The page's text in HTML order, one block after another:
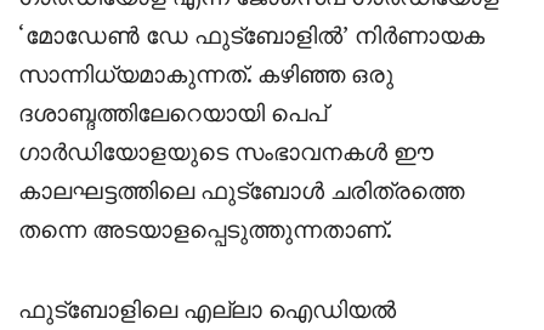
‘മോഡേൺ ഡേ ഫുട്‌ബോളിൽ’ നിർണായക
സാന്നിധ്യമാകുന്നത്. കഴിഞ്ഞ ഒരു
ദശാബ്ദത്തിലേറെയായി പെപ്
ഗാർഡിയോളയുടെ സംഭാവനകൾ ഈ
കാലഘട്ടത്തിലെ ഫുട്‌ബോൾ ചരിത്രത്തെ
തന്നെ അടയാളപ്പെടുത്തുന്നതാണ്.
ഫുട്ബോളിലെ എല്ലാ ഐഡിയൽ